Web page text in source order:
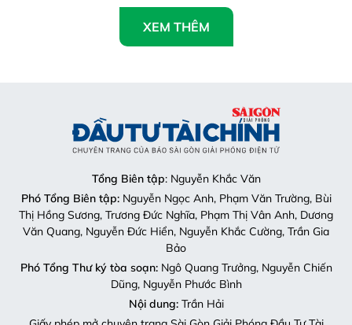
Tổng Biên tập
: Nguyễn Khắc Văn
Nguyễn Ngọc Anh, Phạm Văn Trường, Bùi
Thị Hồng Sương, Trương Đức Nghĩa, Phạm Thị Vân Anh, Dương
Văn Quang, Nguyễn Đức Hiển, Nguyễn Khắc Cường, Trần Gia
Bảo
Phó Tổng Thư ký tòa soạn:Ngô Quang Trưởng, Nguyễn Chiến
Dũng, Nguyễn Phước Bình
Nội dung:Trần Hải
Giấy phép mở chuyên trang Sài Gòn Giải Phóng Đầu Tư Tài
Chính số 29/GP-CBC do Cục Báo chí, Bộ Thông tin và Truyền
thông cấp ngày 06-09-2023.